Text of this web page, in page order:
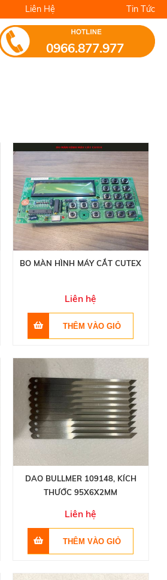
Liên Hệ Tin Tức
0966.877.977
BO MÀN HÌNH MÁY CẮT CUTEX
Liên hệ
DAO BULLMER 109148, KÍCH
THƯỚC 95X6X2MM
Liên hệ